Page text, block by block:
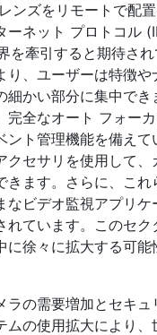
ンズをリモートで配
ーネット プロトコル
を牽引すると期待さ
り、ユーザーは特徴や
細かい部分に集中でき
完全なオート フォー
ント管理機能を備えて
クセサリを使用して、
きます。さらに、これ
なビデオ監視アプリケ
れています。このセク
に徐々に拡大する可能
ラの需要増加とセキュ
ムの使用拡大により、